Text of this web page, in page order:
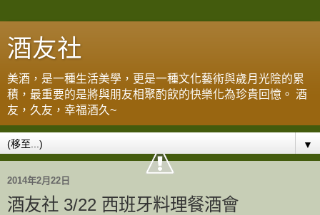
酒友社
美酒，是一種生活美學，更是一種文化藝術與歲月光陰的累
積，最重要的是將與朋友相聚酌飲的快樂化為珍貴回憶。 酒
友，久友，幸福酒久~
▼
2014年2月22日
酒友社 3/22 西班牙料理餐酒會